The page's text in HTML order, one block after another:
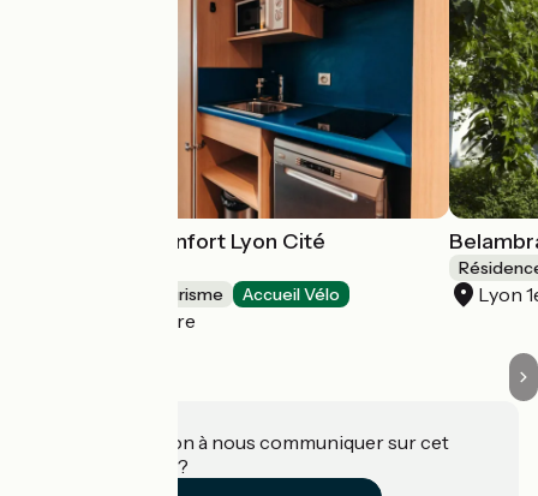
Appart' City Confort Lyon Cité
Résidences de tourisme Accueil Vélo
Caluire-et-Cuire
Lyon
Une information à nous communiquer sur cet
établissement ?